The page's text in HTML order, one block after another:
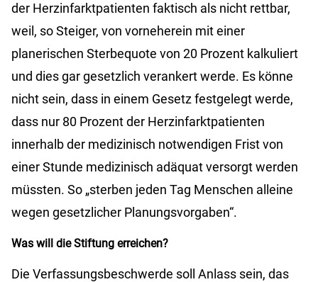
der Herzinfarktpatienten faktisch als nicht rettbar,
weil, so Steiger, von vorneherein mit einer
planerischen Sterbequote von 20 Prozent kalkuliert
und dies gar gesetzlich verankert werde. Es könne
nicht sein, dass in einem Gesetz festgelegt werde,
dass nur 80 Prozent der Herzinfarktpatienten
innerhalb der medizinisch notwendigen Frist von
einer Stunde medizinisch adäquat versorgt werden
müssten. So „sterben jeden Tag Menschen alleine
wegen gesetzlicher Planungsvorgaben“.
Was will die Stiftung erreichen?
Die Verfassungsbeschwerde soll Anlass sein, das